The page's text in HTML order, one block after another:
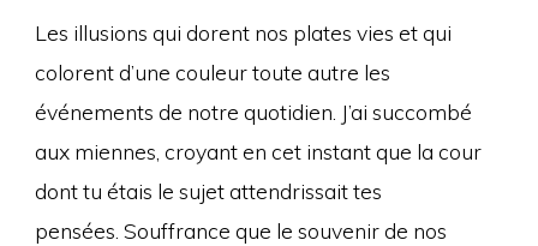
Les illusions qui dorent nos plates vies et qui
colorent d’une couleur toute autre les
événements de notre quotidien. J’ai succombé
aux miennes, croyant en cet instant que la cour
dont tu étais le sujet attendrissait tes
pensées. Souffrance que le souvenir de nos